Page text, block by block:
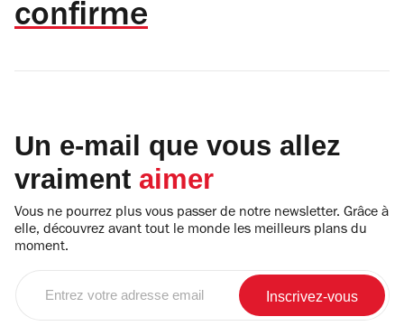
confirme
Un e-mail que vous allez
vraiment aimer
Vous ne pourrez plus vous passer de notre newsletter. Grâce à
elle, découvrez avant tout le monde les meilleurs plans du
moment.